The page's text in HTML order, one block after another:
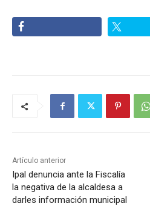
Artículo anterior
Ipal denuncia ante la Fiscalía
la negativa de la alcaldesa a
darles información municipal